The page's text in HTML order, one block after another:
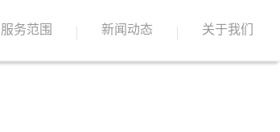
服务范围 新闻动态 关于我们